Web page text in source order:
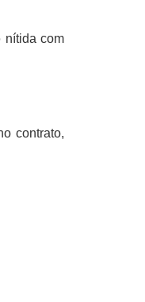
nítida com
contrato,